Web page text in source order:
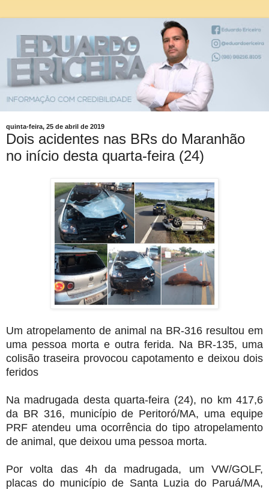
quinta-feira, 25 de abril de 2019
Dois acidentes nas BRs do Maranhão
no início desta quarta-feira (24)
Um atropelamento de animal na BR-316 resultou em
uma pessoa morta e outra ferida. Na BR-135, uma
colisão traseira provocou capotamento e deixou dois
feridos
Na madrugada desta quarta-feira (24), no km 417,6
da BR 316, município de Peritoró/MA, uma equipe
PRF atendeu uma ocorrência do tipo atropelamento
de animal, que deixou uma pessoa morta.
Por volta das 4h da madrugada, um VW/GOLF,
placas do município de Santa Luzia do Paruá/MA,